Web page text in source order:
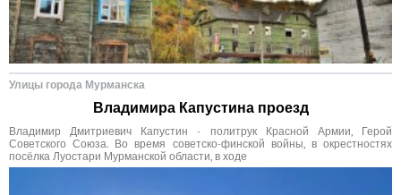
Улицы города Мурманска
Владимира Капустина проезд
Владимир Дмитриевич Капустин - политрук Красной Армии, Герой
Советского Союза. Во время советско-финской войны, в окрестностях
посёлка Луостари Мурманской области, в ходе